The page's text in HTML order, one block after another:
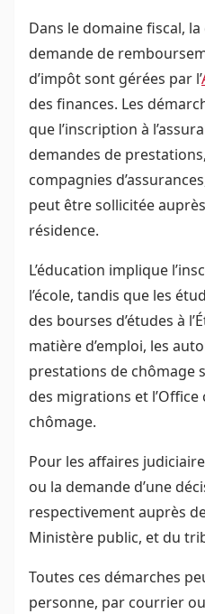
Dans le domaine fiscal,
demande de
d’impôt sont gérées par l’
des finances. Les
que l’inscription à
demandes de
compagnies
peut être sollicitée
résidence.
L’éducation implique
l’école, tandis que les
des bourses d’études à
matière d’emploi, les
prestations de chômage
des migrations et l’Office
chômage.
Pour les affaires
ou la demande d’une
respectivement auprès
Ministère public, et du
Toutes ces démarches
personne, par courrier